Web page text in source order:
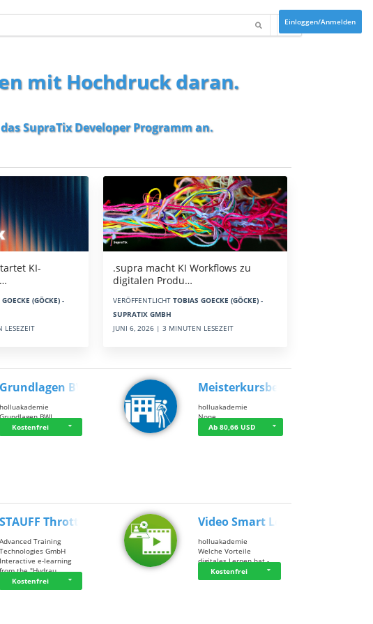
Einloggen/Anmelden
mit Hochdruck daran.
SupraTix Developer Programman.
KI-
(GÖCKE) -
.supra macht KI Workflows zu
digitalen Produ…
VERÖFFENTLICHT TOBIAS GOECKE (GÖCKE) -
SUPRATIX GMBH
JUNI 6, 2026 | 3 MINUTEN LESEZEIT
Grundlagen BWL
holluakademie
Grundlagen BWL
Kostenfrei
Meisterkursbegl…
holluakademie
None
Ab 80,66 USD
STAUFF Throttle…
Advanced Training
Technologies GmbH
Interactive e-learning
from the "Hydrau…
Kostenfrei
Video Smart Lea…
holluakademie
Welche Vorteile
digitales Lernen hat - …
Kostenfrei